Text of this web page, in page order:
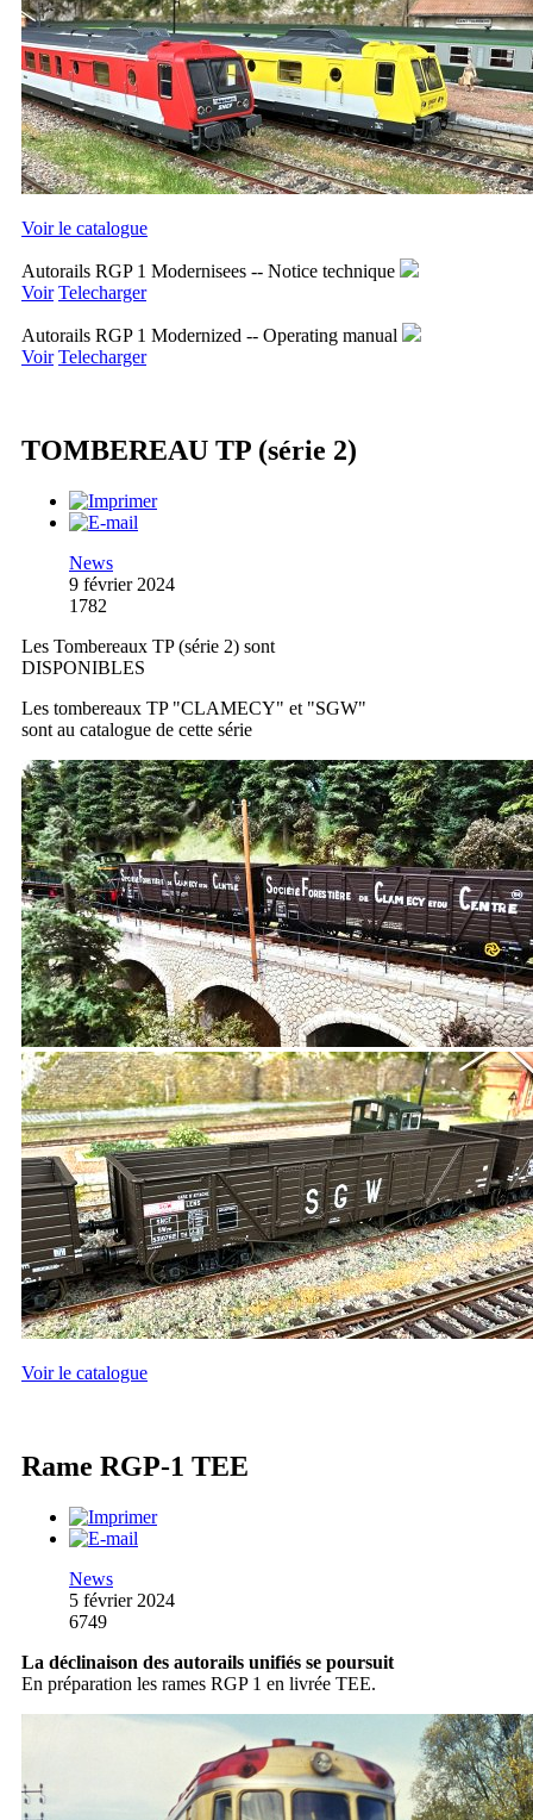
Voir le catalogue
Autorails RGP 1 Modernisees -- Notice technique
Voir Telecharger
Autorails RGP 1 Modernized -- Operating manual
Voir Telecharger
TOMBEREAU TP (série 2)
News
9 février 2024
1782
Les Tombereaux TP (série 2) sont
DISPONIBLES
Les tombereaux TP "CLAMECY" et "SGW"
sont au catalogue de cette série
Voir le catalogue
Rame RGP-1 TEE
News
5 février 2024
6749
La déclinaison des autorails unifiés se poursuit
En préparation les rames RGP 1 en livrée TEE.